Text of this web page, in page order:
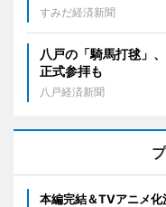
すみだ経済新聞
八戸の「騎馬打毬」
正式参拝も
八戸経済新聞
本編完結＆TVアニメ化